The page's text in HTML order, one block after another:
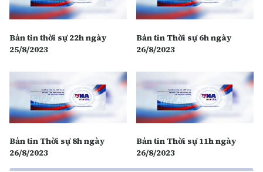
Bản tin thời sự 22h ngày
25/8/2023
Bản tin Thời sự 6h ngày
26/8/2023
Bản tin Thời sự 8h ngày
26/8/2023
Bản tin Thời sự 11h ngày
26/8/2023